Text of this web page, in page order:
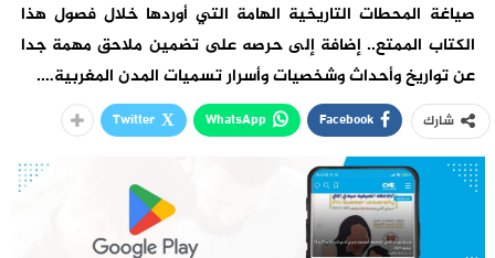
صياغة المحطات التاريخية الهامة التي أوردها خلال فصول هذا
الكتاب الممتع.. إضافة إلى حرصه على تضمين ملاحق مهمة جدا
عن تواريخ وأحداث وشخصيات وأسرار تسميات المدن المغربية….
شارك Facebook
WhatsApp
Twitter